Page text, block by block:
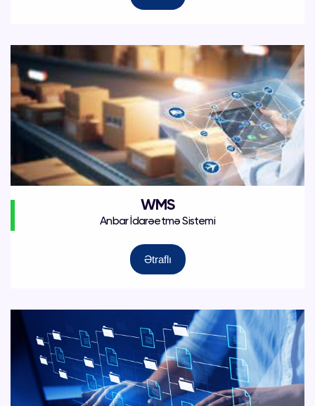
WMS
Anbar İdarəetmə Sistemi
Ətraflı